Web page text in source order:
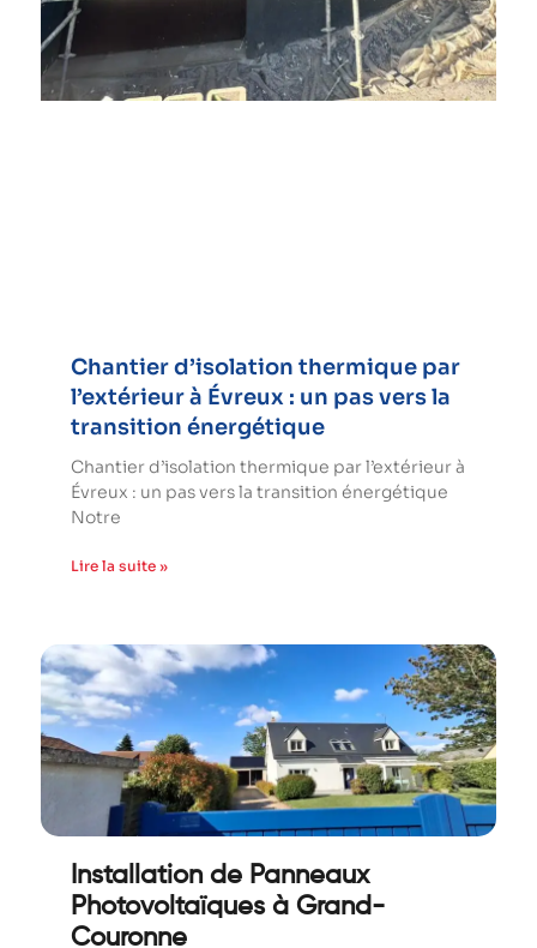
Chantier d’isolation thermique par
l’extérieur à Évreux : un pas vers la
transition énergétique
Chantier d’isolation thermique par l’extérieur à
Évreux : un pas vers la transition énergétique
Notre
Lire la suite »
Installation de Panneaux
Photovoltaïques à Grand-
Couronne